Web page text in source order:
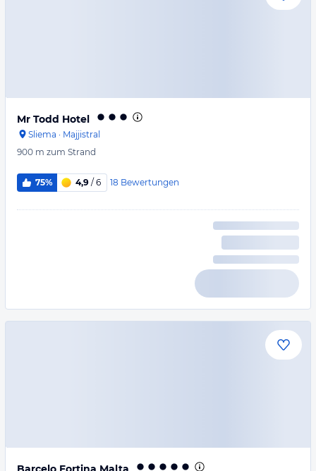
Mr Todd Hotel
Sliema · Majjistral
900 m zum Strand
75% 4,9 / 6 18 Bewertungen